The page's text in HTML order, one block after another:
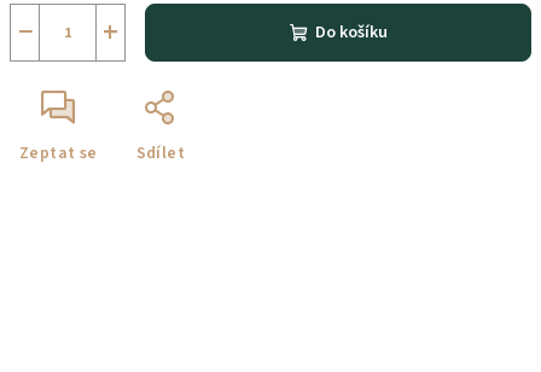
+
− Do košíku
Zeptat se Sdílet